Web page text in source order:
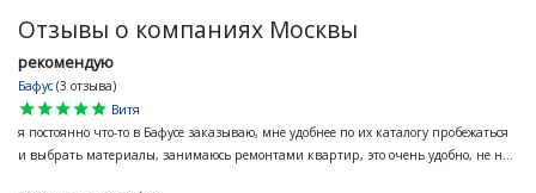
Отзывы о компаниях Москвы
рекомендую
Бафус (3 отзыва)
star
star
star
star
star
Витя
я постоянно что-то в Бафусе заказываю, мне удобнее по их каталогу пробежаться
и выбрать материалы, занимаюсь ремонтами квартир, это очень удобно, не н...